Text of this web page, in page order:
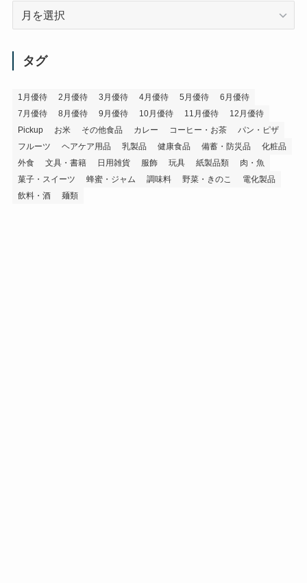
タグ
1月優待 2月優待 3月優待 4月優待 5月優待
6月優待
7月優待
8月優待 9月優待 10月優待 11月優待
12月優待
Pickup
お米 その他食品 カレー コーヒー・お茶
パン・ピザ
フルーツ
ヘアケア用品 乳製品 健康食品 備蓄・防災品
化粧品
外食
文具・書籍 日用雑貨 服飾 玩具 紙製品類
肉・魚
菓子・スイーツ
蜂蜜・ジャム 調味料 野菜・きのこ
電化製品
飲料・酒
麺類